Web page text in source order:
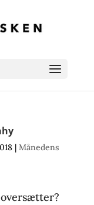
| Månedens